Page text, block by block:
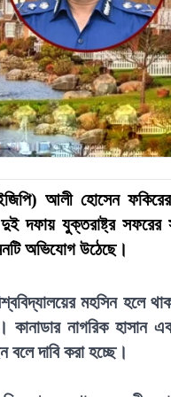
আলী হোসেন
দুই দফায় যুক্তরাষ্ট্র
অভিযোগ উঠেছে।
মহসিন হলে
নাগরিক হাসান
বলে দাবি করা হচ্ছে।